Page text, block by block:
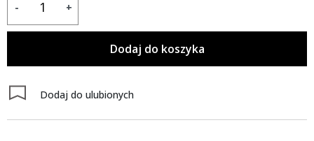
- +
Dodaj do koszyka
Dodaj do ulubionych